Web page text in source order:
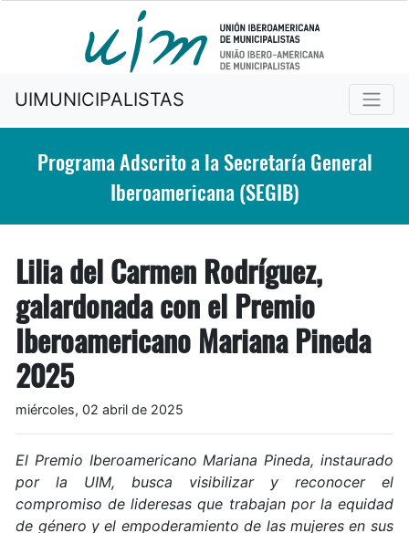
UIMUNICIPALISTAS
Programa Adscrito a la Secretaría General
Iberoamericana (SEGIB)
Lilia del Carmen Rodríguez,
galardonada con el Premio
Iberoamericano Mariana Pineda
2025
miércoles, 02 abril de 2025
El Premio Iberoamericano Mariana Pineda, instaurado
por la UIM, busca visibilizar y reconocer el
compromiso de lideresas que trabajan por la equidad
de género y el empoderamiento de las mujeres en sus